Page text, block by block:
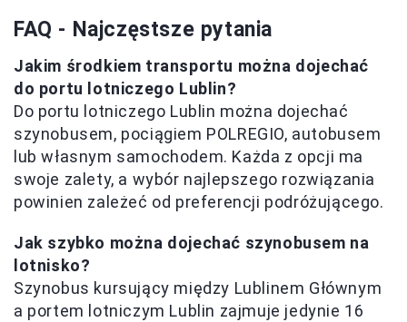
FAQ - Najczęstsze pytania
Jakim środkiem transportu można dojechać
do portu lotniczego Lublin?
Do portu lotniczego Lublin można dojechać
szynobusem, pociągiem POLREGIO, autobusem
lub własnym samochodem. Każda z opcji ma
swoje zalety, a wybór najlepszego rozwiązania
powinien zależeć od preferencji podróżującego.
Jak szybko można dojechać szynobusem na
lotnisko?
Szynobus kursujący między Lublinem Głównym
a portem lotniczym Lublin zajmuje jedynie 16